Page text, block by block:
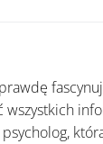
wszystkich